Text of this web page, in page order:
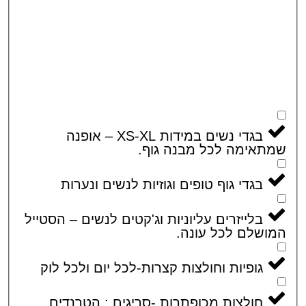
בגדי נשים במידות XS-XL – אופנה
לכל מבנה גוף.
בגדי גוף טופים וגוזיות לנשים ונערות
בלייזרים עליוניות וג'קטים לנשים – הסטייל
לכל עונה.
גופיות וחולצות קצרות-לכל יום ולכל לוק
חולצות מכופתרות -סריגים : הטרנדים